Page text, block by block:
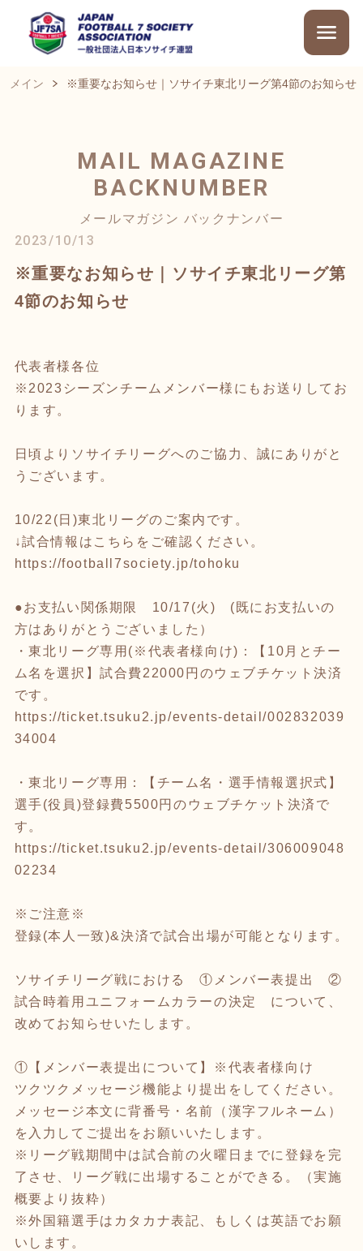
メイン ※重要なお知らせ｜ソサイチ東北リーグ第4節のお知らせ
MAIL MAGAZINE
BACKNUMBER
メールマガジン バックナンバー
2023/10/13
※重要なお知らせ｜ソサイチ東北リーグ第
4節のお知らせ
代表者様各位
※2023シーズンチームメンバー様にもお送りしてお
ります。
日頃よりソサイチリーグへのご協力、誠にありがと
うございます。
10/22(日)東北リーグのご案内です。
↓試合情報はこちらをご確認ください。
https://football7society.jp/tohoku
●お支払い関係期限 10/17(火) (既にお支払いの
方はありがとうございました）
・東北リーグ専用(※代表者様向け)：【10月とチー
ム名を選択】試合費22000円のウェブチケット決済
です。
https://ticket.tsuku2.jp/events-detail/002832039
34004
・東北リーグ専用：【チーム名・選手情報選択式】
選手(役員)登録費5500円のウェブチケット決済で
す。
https://ticket.tsuku2.jp/events-detail/306009048
02234
※ご注意※
登録(本人一致)&決済で試合出場が可能となります。
ソサイチリーグ戦における ①メンバー表提出 ②
試合時着用ユニフォームカラーの決定 について、
改めてお知らせいたします。
①【メンバー表提出について】※代表者様向け
ツクツクメッセージ機能より提出をしてください。
メッセージ本文に背番号・名前（漢字フルネーム）
を入力してご提出をお願いいたします。
※リーグ戦期間中は試合前の火曜日までに登録を完
了させ、リーグ戦に出場することができる。（実施
概要より抜粋）
※外国籍選手はカタカナ表記、もしくは英語でお願
いします。